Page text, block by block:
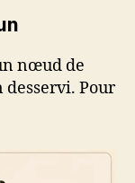
nœud de
Pour